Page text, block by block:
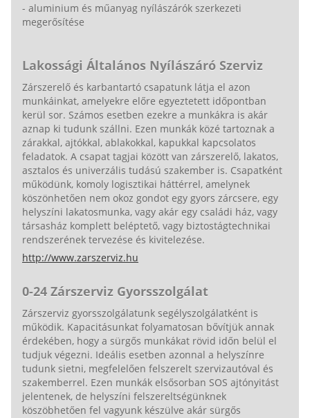
- aluminium és műanyag nyílászárók szerkezeti
megerősítése
Lakossági Általános Nyílászáró Szerviz
Zárszerelő és karbantartó csapatunk látja el azon
munkáinkat, amelyekre előre egyeztetett időpontban
kerül sor. Számos esetben ezekre a munkákra is akár
aznap ki tudunk szállni. Ezen munkák közé tartoznak a
zárakkal, ajtókkal, ablakokkal, kapukkal kapcsolatos
feladatok. A csapat tagjai között van zárszerelő, lakatos,
asztalos és univerzális tudású szakember is. Csapatként
működünk, komoly logisztikai háttérrel, amelynek
köszönhetően nem okoz gondot egy gyors zárcsere, egy
helyszíni lakatosmunka, vagy akár egy családi ház, vagy
társasház komplett beléptető, vagy biztostágtechnikai
rendszerének tervezése és kivitelezése.
http://www.zarszerviz.hu
0-24 Zárszerviz Gyorsszolgálat
Zárszerviz gyorsszolgálatunk segélyszolgálatként is
működik. Kapacitásunkat folyamatosan bővítjük annak
érdekében, hogy a sürgős munkákat rövid időn belül el
tudjuk végezni. Ideális esetben azonnal a helyszínre
tudunk sietni, megfelelően felszerelt szervizautóval és
szakemberrel. Ezen munkák elsősorban SOS ajtónyitást
jelentenek, de helyszíni felszereltségünknek
köszöbhetően fel vagyunk készülve akár sürgős